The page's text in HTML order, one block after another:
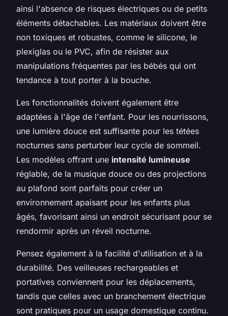
ainsi l'absence de risques électriques ou de petits
éléments détachables. Les matériaux doivent être
non toxiques et robustes, comme le silicone, le
plexiglas ou le PVC, afin de résister aux
manipulations fréquentes par les bébés qui ont
tendance à tout porter à la bouche.
Les fonctionnalités doivent également être
adaptées à l'âge de l'enfant. Pour les nourrissons,
une lumière douce est suffisante pour les tétées
nocturnes sans perturber leur cycle de sommeil.
Les modèles offrant une intensité lumineuse
réglable, de la musique douce ou des projections
au plafond sont parfaits pour créer un
environnement apaisant pour les enfants plus
âgés, favorisant ainsi un endroit sécurisant pour se
rendormir après un réveil nocturne.
Pensez également à la facilité d'utilisation et à la
durabilité. Des veilleuses rechargeables et
portatives conviennent pour les déplacements,
tandis que celles avec un branchement électrique
sont pratiques pour un usage domestique continu.